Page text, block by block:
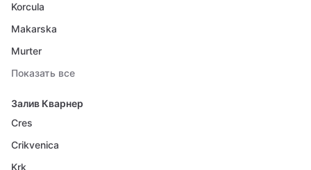
Korcula
Makarska
Murter
Показать все
Залив Кварнер
Cres
Crikvenica
Krk